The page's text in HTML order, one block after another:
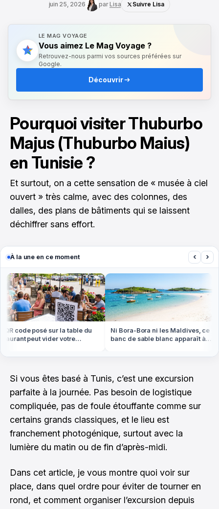
juin 25, 2026 parLisa Suivre Lisa
LE MAG VOYAGE
Vous aimez Le Mag Voyage ?
Retrouvez-nous parmi vos sources préférées sur
Google.
Découvrir
Pourquoi visiter Thuburbo
Majus (Thuburbo Maius)
en Tunisie ?
Et surtout, on a cette sensation de « musée à ciel
ouvert » très calme, avec des colonnes, des
dalles, des plans de bâtiments qui se laissent
déchiffrer sans effort.
À la une en ce moment ‹ ›
code posé sur la table du
peut vider votre
Ni Bora-Bora ni les Maldives, ce
banc de sable blanc apparaît à
Si vous êtes basé à Tunis, c’est une excursion
parfaite à la journée. Pas besoin de logistique
compliquée, pas de foule étouffante comme sur
certains grands classiques, et le lieu est
franchement photogénique, surtout avec la
lumière du matin ou de fin d’après-midi.
Dans cet article, je vous montre quoi voir sur
place, dans quel ordre pour éviter de tourner en
rond, et comment organiser l’excursion depuis